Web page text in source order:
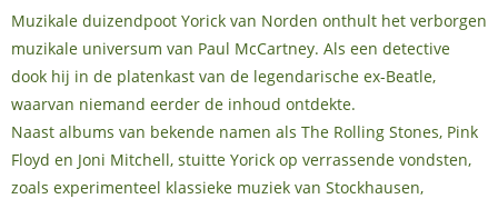
Muzikale duizendpoot Yorick van Norden onthult het verborgen
muzikale universum van Paul McCartney. Als een detective
dook hij in de platenkast van de legendarische ex-Beatle,
waarvan niemand eerder de inhoud ontdekte.
Naast albums van bekende namen als The Rolling Stones, Pink
Floyd en Joni Mitchell, stuitte Yorick op verrassende vondsten,
zoals experimenteel klassieke muziek van Stockhausen,